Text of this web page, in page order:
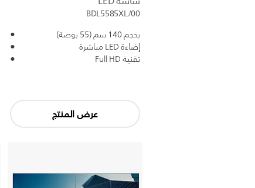
BDL5585XL/00
بحجم 140 سم (55 بوصة)
إضاءة LED مباشرة
تقنية Full HD
عرض المنتج